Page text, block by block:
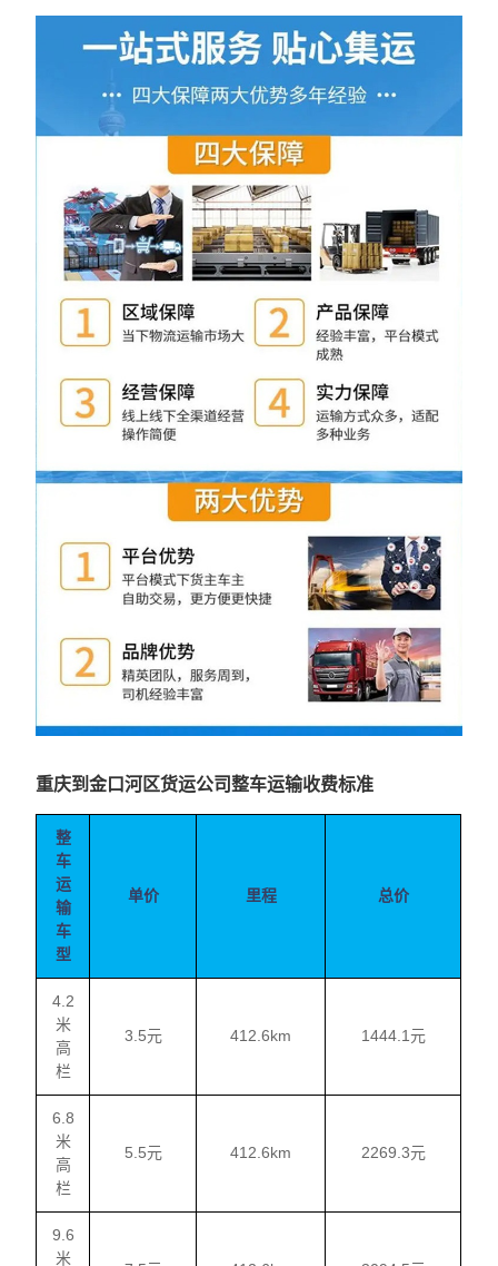
重庆到金口河区货运公司整车运输收费标准
整
车
运
输
车
型
单价 里程 总价
4.2
米
高
栏
3.5元 412.6km 1444.1元
6.8
米
高
栏
5.5元 412.6km 2269.3元
9.6
米